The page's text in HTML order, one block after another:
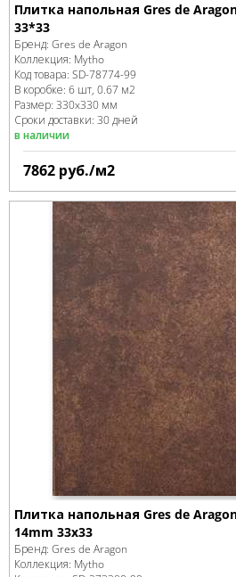
Плитка напольная Gres de
33*33
Бренд: Gres de Aragon
Коллекция: Mytho
Код товара: SD-78774-99
В коробке: 6 шт, 0.67 м2
Размер: 330x330 мм
Сроки доставки: 30 дней
в наличии
7862 руб./м2
Плитка напольная Gres de
14mm 33x33
Бренд: Gres de Aragon
Коллекция: Mytho